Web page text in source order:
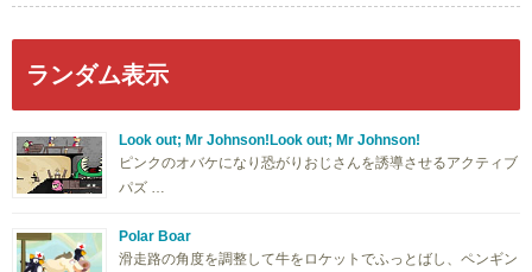
ランダム表示
Look out; Mr Johnson!Look out; Mr Johnson!
ピンクのオバケになり恐がりおじさんを誘導させるアクティブ
パズ …
Polar Boar
滑走路の角度を調整して牛をロケットでふっとばし、ペンギン